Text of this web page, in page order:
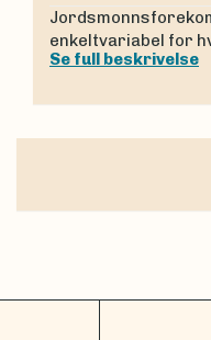
enkeltvariabel for
Se full beskrivelse